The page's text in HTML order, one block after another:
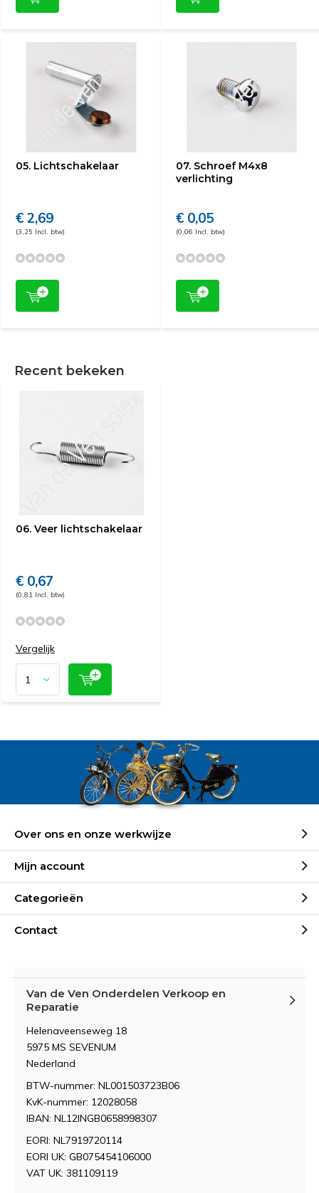
05. Lichtschakelaar
€ 2,69
(3,25 Incl. btw)
07. Schroef M4x8
verlichting
€ 0,05
(0,06 Incl. btw)
Recent bekeken
06. Veer lichtschakelaar
€ 0,67
(0,81 Incl. btw)
Vergelijk
Over ons en onze werkwijze
Mijn account
Categorieën
Contact
Van de Ven Onderdelen Verkoop en
Reparatie
Helenaveenseweg 18
5975 MS SEVENUM
Nederland
BTW-nummer: NL001503723B06
KvK-nummer: 12028058
IBAN: NL12INGB0658998307
EORI: NL7919720114
EORI UK: GB075454106000
VAT UK: 381109119